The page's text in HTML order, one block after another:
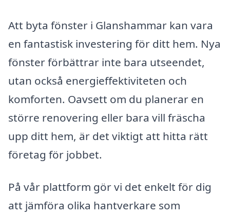
Att byta fönster i Glanshammar kan vara
en fantastisk investering för ditt hem. Nya
fönster förbättrar inte bara utseendet,
utan också energieffektiviteten och
komforten. Oavsett om du planerar en
större renovering eller bara vill fräscha
upp ditt hem, är det viktigt att hitta rätt
företag för jobbet.
På vår plattform gör vi det enkelt för dig
att jämföra olika hantverkare som